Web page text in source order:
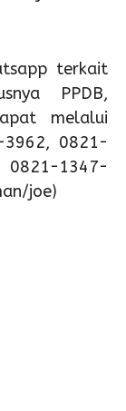
terkait
PPDB,
melalui
0821-
0821-1347-
joe)